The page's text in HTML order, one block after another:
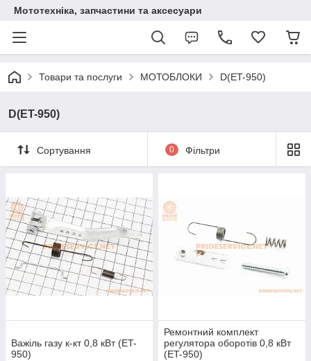
Мототехніка, запчастини та аксесуари
Товари та послуги МОТОБЛОКИ D(ET-950)
D(ET-950)
Сортування 0 Фільтри
Важіль газу к-кт 0,8 кВт (ET-
950)
Ремонтний комплект
регулятора оборотів 0,8 кВт
(ET-950)